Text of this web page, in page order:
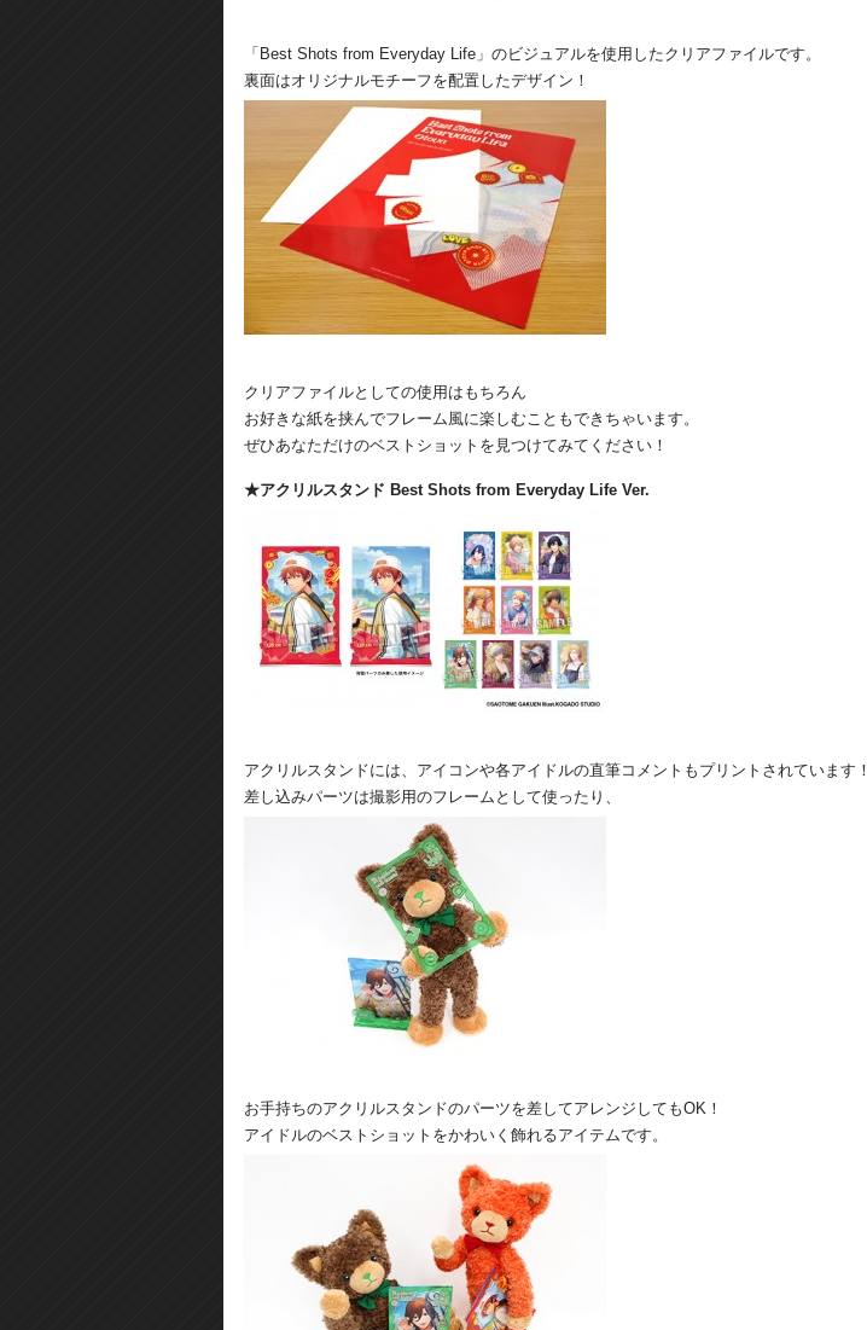
「Best Shots from Everyday Life」のビジュアルを使用したクリアファイルです。
裏面はオリジナルモチーフを配置したデザイン！
クリアファイルとしての使用はもちろん
お好きな紙を挟んでフレーム風に楽しむこともできちゃいます。
ぜひあなただけのベストショットを見つけてみてください！
★アクリルスタンド Best Shots from Everyday Life Ver.
アクリルスタンドには、アイコンや各アイドルの直筆コメントもプリントされています！
差し込みパーツは撮影用のフレームとして使ったり、
お手持ちのアクリルスタンドのパーツを差してアレンジしてもOK！
アイドルのベストショットをかわいく飾れるアイテムです。